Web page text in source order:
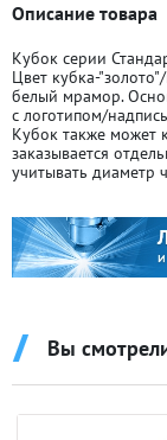
Описание товара
Кубок серии
Цвет кубка-
белый мрамор.
с логотипом/
Кубок также может
заказывается
учитывать диаметр
Вы